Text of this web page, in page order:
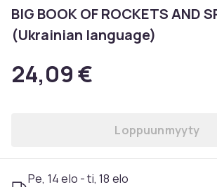
BIG BOOK OF ROCKETS AND
(Ukrainian language)
24,09 €
Loppuunmyyty
Pe, 14 elo - ti, 18 elo